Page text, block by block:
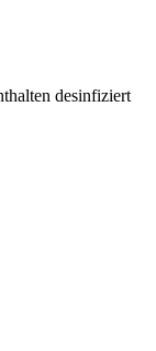
desinfiziert